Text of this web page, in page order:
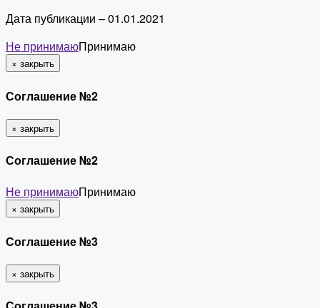
Дата публикации – 01.01.2021
Не принимаюПринимаю
× закрыть
Соглашение №2
× закрыть
Соглашение №2
Не принимаюПринимаю
× закрыть
Соглашение №3
× закрыть